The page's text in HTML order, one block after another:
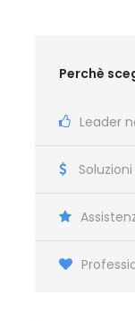
Perchè
Leader
stazione FS
CHIVASSO
SANTHIA'
NOVARA